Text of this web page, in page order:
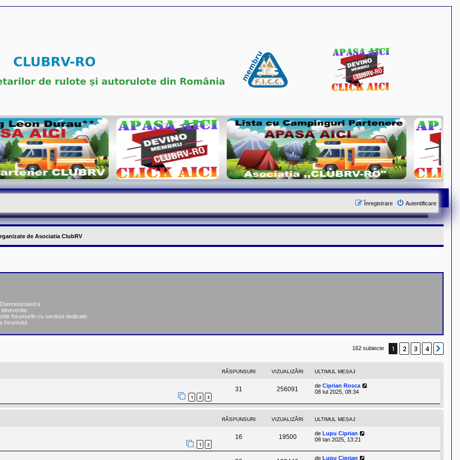
Autentificare
Înregistrare
de Asociatia ClubRV
forumurile cu sectiuni dedicate.
forumului.
162 subiecte 1 2 3 4
RĂSPUNSURI VIZUALIZĂRI ULTIMUL MESAJ
1 2 3
31 256091 de Ciprian Rosca
08 Iul 2025, 08:34
RĂSPUNSURI VIZUALIZĂRI ULTIMUL MESAJ
1 2
16 19500 de Lupu Ciprian
08 Ian 2025, 13:21
de Lupu Ciprian